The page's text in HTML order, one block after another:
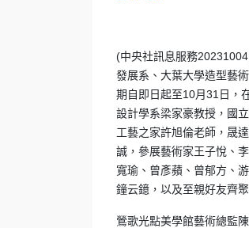
(中央社訊息服務
發展系、大葉大學造型藝
期自即日起至10月31日，
設計學系梁家豪教授，國
工藝之家許旭倫老師，晟
誠，參展藝術家王子悅、
寬瑜、曾彥蘋、曾郁方、
鐘云鐿，以及至親好友齊
鶯歌光點美學館藝術總監